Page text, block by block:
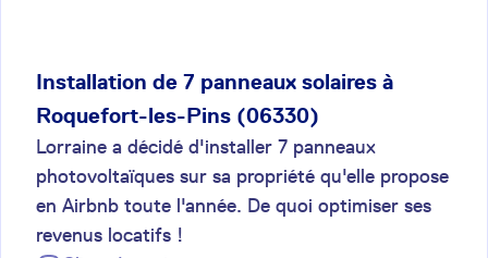
Installation de 7 panneaux solaires à
Roquefort-les-Pins (06330)
Lorraine a décidé d'installer 7 panneaux
photovoltaïques sur sa propriété qu'elle propose
en Airbnb toute l'année. De quoi optimiser ses
revenus locatifs !